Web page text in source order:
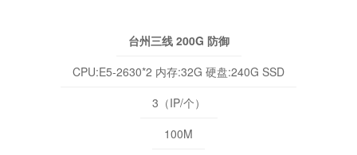
台州三线 200G 防御
CPU:E5-2630*2 内存:32G 硬盘:240G SSD
3（IP/个）
100M